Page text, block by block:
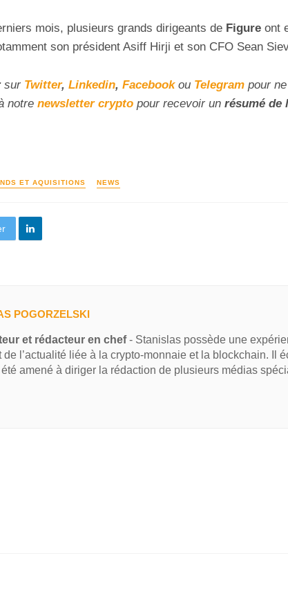
mois, plusieurs grands dirigeants de Figure ont
son président Asiff Hirji et son CFO Sean
sur Twitter, Linkedin, Facebookou Telegram pour
notre newsletter crypto pour recevoir un résumé de
ET AQUISITIONS NEWS
POGORZELSKI
et rédacteur en chef- Stanislas possède une
de l’actualité liée à la crypto-monnaie et la blockchain. Il
amené à diriger la rédaction de plusieurs médias